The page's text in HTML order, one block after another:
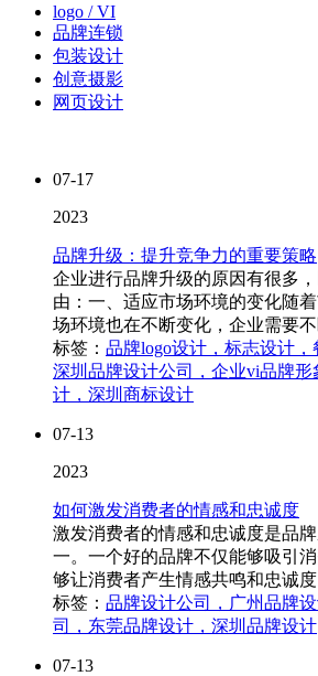
logo / VI
品牌连锁
包装设计
创意摄影
网页设计
07-17
2023
品牌升级：提升竞争力的重要策略
企业进行品牌升级的原因有很多
由：一、适应市场环境的变化随
场环境也在不断变化，企业需要
标签： 品牌logo设计，标志设计，
深圳品牌设计公司，企业vi品牌
计，深圳商标设计
07-13
2023
如何激发消费者的情感和忠诚度
激发消费者的情感和忠诚度是品
一。一个好的品牌不仅能够吸引
够让消费者产生情感共鸣和忠诚
标签： 品牌设计公司，广州品牌
司，东莞品牌设计，深圳品牌设计
07-13